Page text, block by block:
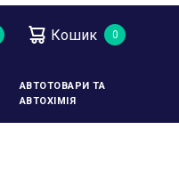
Кошик
АВТОТОВАРИ ТА
АВТОХІМІЯ